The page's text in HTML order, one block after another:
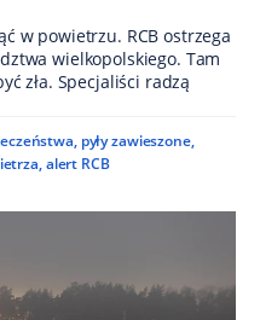
w powietrzu. RCB ostrzega
wielkopolskiego. Tam
zła. Specjaliści radzą
, pyły zawieszone,
,alert RCB